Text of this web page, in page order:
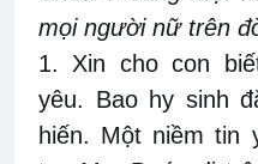
mọi người nữ trên
1. Xin cho con
yêu. Bao hy sinh
hiến. Một niềm tin